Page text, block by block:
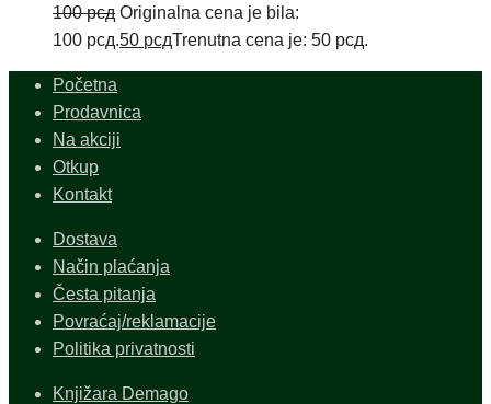
100рсд Originalna cena je bila:
100 рсд.50 рсдTrenutna cena je: 50 рсд.
Početna
Prodavnica
Na akciji
Otkup
Kontakt
Dostava
Način plaćanja
Česta pitanja
Povraćaj/reklamacije
Politika privatnosti
Knjižara Demago